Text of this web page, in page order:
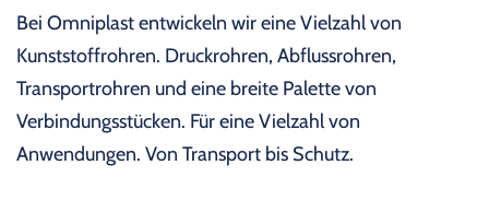
Bei Omniplast entwickeln wir eine Vielzahl von
Kunststoffrohren. Druckrohren, Abflussrohren,
Transportrohren und eine breite Palette von
Verbindungsstücken. Für eine Vielzahl von
Anwendungen. Von Transport bis Schutz.